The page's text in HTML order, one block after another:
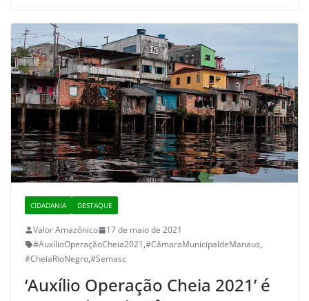
CIDADANIA DESTAQUE
Valor Amazônico
17 de maio de 2021
#AuxílioOperaçãoCheia2021,#CâmaraMunicipaldeManaus,
#CheiaRioNegro,#Semasc
‘Auxílio Operação Cheia 2021’ é